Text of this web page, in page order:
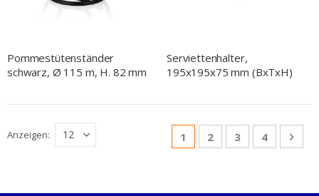
Pommestütenständer
schwarz, Ø 115 m, H. 82 mm
Serviettenhalter,
195x195x75 mm (BxTxH)
Sie lesen gerade Seite
1 Seite
2 Seite
3 Seite
4
Anzeigen